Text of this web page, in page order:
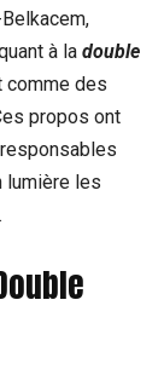
à la double
comme des
propos ont
lumière les